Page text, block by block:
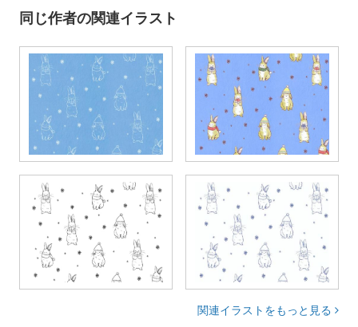
同じ作者の関連イラスト
関連イラストをもっと見る